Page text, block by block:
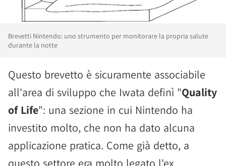
Brevetti Nintendo: uno strumento per monitorare la propria salute
durante la notte
Questo brevetto è sicuramente associabile
all'area di sviluppo che Iwata definì "Quality
of Life": una sezione in cui Nintendo ha
investito molto, che non ha dato alcuna
applicazione pratica. Come già detto, a
questo settore era molto legato l'ex